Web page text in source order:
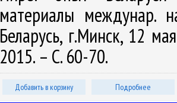
материалы междунар.
Беларусь, г.Минск, 12
2015. – С. 60-70.
Добавить в корзину Подробнее